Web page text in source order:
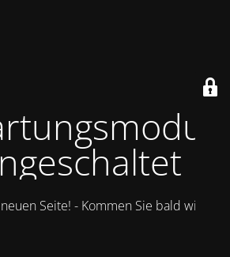
Seite! - Kommen Sie bald wieder.